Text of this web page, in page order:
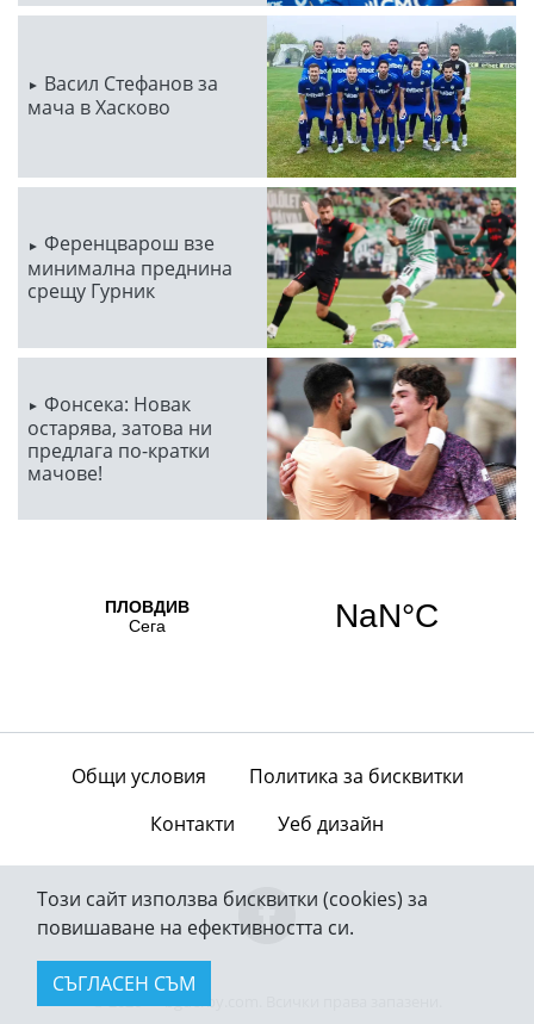
Васил Стефанов за
мача в Хасково
Ференцварош взе
минимална преднина
срещу Гурник
Фонсека: Новак
остарява, затова ни
предлага по-кратки
мачове!
Общи условия
Политика за бисквитки
Контакти
Уеб дизайн
© 2026 — bgderby.com. Всички права запазени.
Този сайт използва бисквитки (cookies) за
повишаване на ефективността си.
СЪГЛАСЕН СЪМ